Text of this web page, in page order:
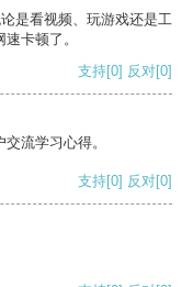
是看视频、玩游戏还是工
卡顿了。
支持[0] 反对[0]
流学习心得。
支持[0] 反对[0]